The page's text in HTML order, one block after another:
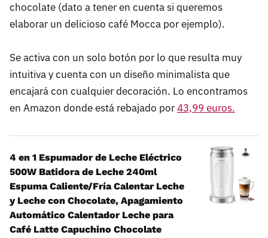
chocolate (dato a tener en cuenta si queremos
elaborar un delicioso café Mocca por ejemplo).
Se activa con un solo botón por lo que resulta muy
intuitiva y cuenta con un diseño minimalista que
encajará con cualquier decoración. Lo encontramos
en Amazon donde está rebajado por43,99 euros.
4 en 1 Espumador de Leche Eléctrico
500W Batidora de Leche 240ml
Espuma Caliente/Fría Calentar Leche
y Leche con Chocolate, Apagamiento
Automático Calentador Leche ​para
Café Latte Capuchino Chocolate